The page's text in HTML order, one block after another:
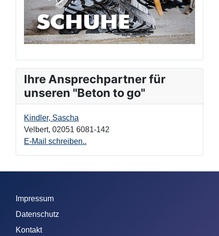
Ihre Ansprechpartner für
unseren "Beton to go"
Kindler, Sascha
Velbert, 02051 6081-142
E-Mail schreiben..
Impressum
Datenschutz
Kontakt